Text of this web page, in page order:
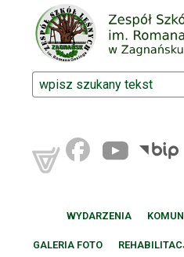
WYDARZENIA
GALERIA FOTO